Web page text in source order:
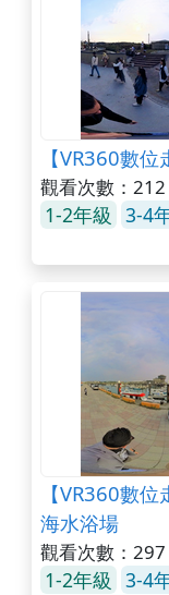
【VR360數
觀看次數：212
1-2年級 3-4
【VR360數
海水浴場
觀看次數：297
1-2年級 3-4